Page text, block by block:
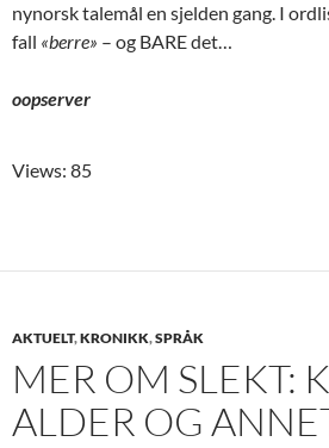
nynorsk talemål en sjelden gang. I
fall «berre» – og BARE det…
oopserver
Views: 85
AKTUELT,KRONIKK,SPRÅK
MER OM SLEKT:
ALDER OG